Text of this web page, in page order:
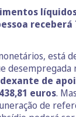
receberá
está
desempregada
de
euros.
de